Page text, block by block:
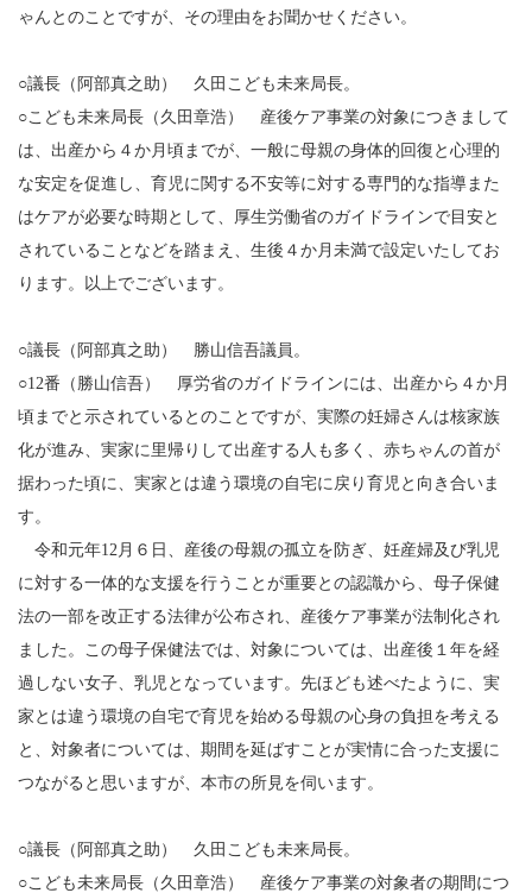
ゃんとのことですが、その理由をお聞かせください。
○議長（阿部真之助） 久田こども未来局長。
○こども未来局長（久田章浩） 産後ケア事業の対象につきまして
は、出産から４か月頃までが、一般に母親の身体的回復と心理的
な安定を促進し、育児に関する不安等に対する専門的な指導また
はケアが必要な時期として、厚生労働省のガイドラインで目安と
されていることなどを踏まえ、生後４か月未満で設定いたしてお
ります。以上でございます。
○議長（阿部真之助） 勝山信吾議員。
○12番（勝山信吾） 厚労省のガイドラインには、出産から４か月
頃までと示されているとのことですが、実際の妊婦さんは核家族
化が進み、実家に里帰りして出産する人も多く、赤ちゃんの首が
据わった頃に、実家とは違う環境の自宅に戻り育児と向き合いま
す。
令和元年12月６日、産後の母親の孤立を防ぎ、妊産婦及び乳児
に対する一体的な支援を行うことが重要との認識から、母子保健
法の一部を改正する法律が公布され、産後ケア事業が法制化され
ました。この母子保健法では、対象については、出産後１年を経
過しない女子、乳児となっています。先ほども述べたように、実
家とは違う環境の自宅で育児を始める母親の心身の負担を考える
と、対象者については、期間を延ばすことが実情に合った支援に
つながると思いますが、本市の所見を伺います。
○議長（阿部真之助） 久田こども未来局長。
○こども未来局長（久田章浩） 産後ケア事業の対象者の期間につ